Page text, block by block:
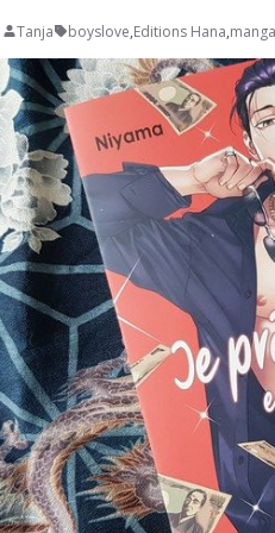
Tanja boyslove,Editions Hana,manga